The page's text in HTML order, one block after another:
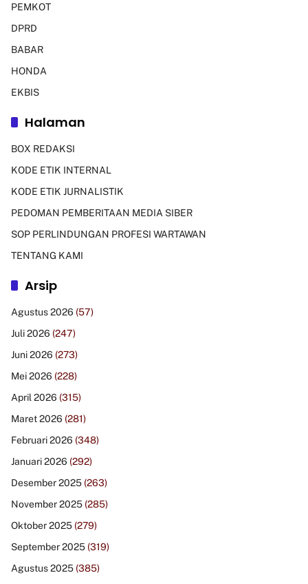
PEMKOT
DPRD
BABAR
HONDA
EKBIS
Halaman
BOX REDAKSI
KODE ETIK INTERNAL
KODE ETIK JURNALISTIK
PEDOMAN PEMBERITAAN MEDIA SIBER
SOP PERLINDUNGAN PROFESI WARTAWAN
TENTANG KAMI
Arsip
Agustus 2026 (57)
Juli 2026 (247)
Juni 2026 (273)
Mei 2026 (228)
April 2026 (315)
Maret 2026 (281)
Februari 2026 (348)
Januari 2026 (292)
Desember 2025 (263)
November 2025 (285)
Oktober 2025 (279)
September 2025 (319)
Agustus 2025 (385)